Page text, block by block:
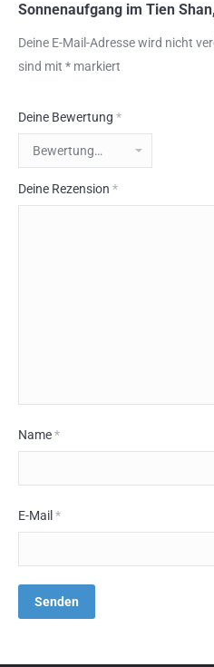
Sonnenaufgang im Tien
Deine E-Mail-Adresse wird nicht
sind mit * markiert
Deine Bewertung *
Deine Rezension *
Name*
E-Mail *